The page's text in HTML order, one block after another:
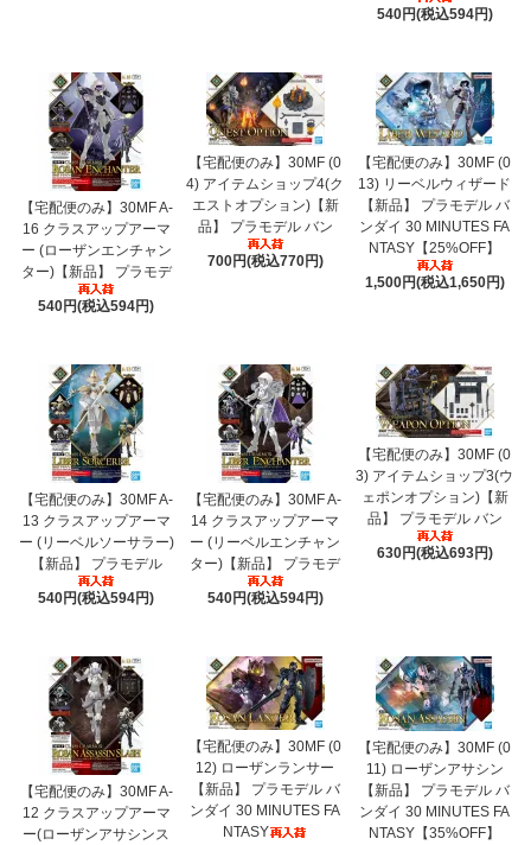
540円(税込594円)
【宅配便のみ】30MF A-
16 クラスアップアーマ
ー (ローザンエンチャン
ター)【新品】 プラモデ
540円(税込594円)
【宅配便のみ】30MF (0
4) アイテムショップ4(ク
エストオプション)【新
品】 プラモデル バン
700円(税込770円)
【宅配便のみ】30MF (0
13) リーベルウィザード
【新品】 プラモデル バ
ンダイ 30 MINUTES FA
NTASY【25%OFF】
1,500円(税込1,650円)
【宅配便のみ】30MF A-
13 クラスアップアーマ
ー (リーベルソーサラー)
【新品】 プラモデル
540円(税込594円)
【宅配便のみ】30MF A-
14 クラスアップアーマ
ー (リーベルエンチャン
ター)【新品】 プラモデ
540円(税込594円)
【宅配便のみ】30MF (0
3) アイテムショップ3(ウ
ェポンオプション)【新
品】 プラモデル バン
630円(税込693円)
【宅配便のみ】30MF A-
12 クラスアップアーマ
ー(ローザンアサシンス
【宅配便のみ】30MF (0
12) ローザンランサー
【新品】 プラモデル バ
ンダイ 30 MINUTES FA
NTASY
【宅配便のみ】30MF (0
11) ローザンアサシン
【新品】 プラモデル バ
ンダイ 30 MINUTES FA
NTASY【35%OFF】